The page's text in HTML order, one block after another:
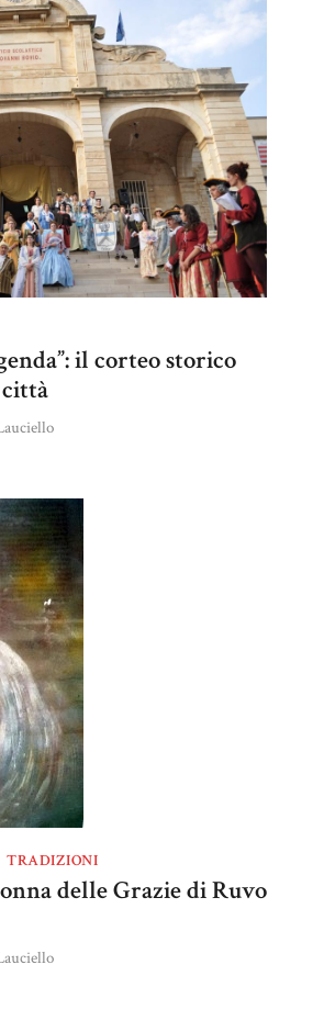
il corteo storico
TRADIZIONI
delle Grazie di Ruvo